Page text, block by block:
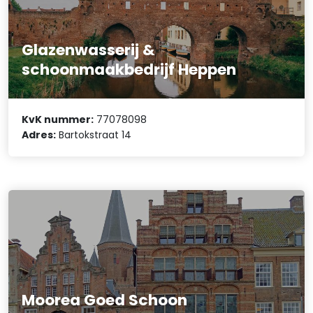
Glazenwasserij &
schoonmaakbedrijf Heppen
KvK nummer: 77078098
Adres: Bartokstraat 14
Moorea Goed Schoon